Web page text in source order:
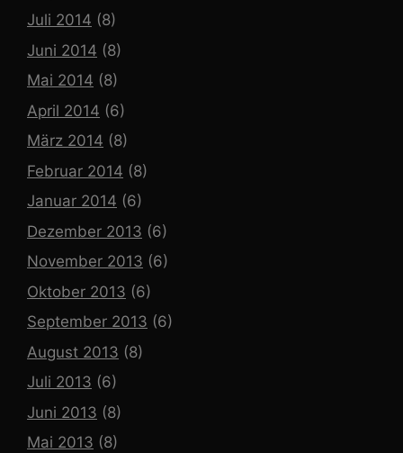
Juli 2014 (8)
Juni 2014 (8)
Mai 2014 (8)
April 2014 (6)
März 2014 (8)
Februar 2014 (8)
Januar 2014 (6)
Dezember 2013 (6)
November 2013 (6)
Oktober 2013 (6)
September 2013 (6)
August 2013 (8)
Juli 2013 (6)
Juni 2013 (8)
Mai 2013 (8)